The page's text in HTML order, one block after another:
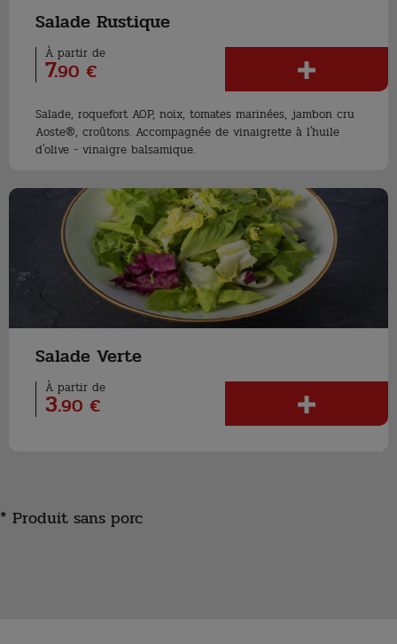
Salade Rustique
Salade, roquefort AOP, noix, tomates marinées, jambon cru
Aoste®, croûtons. Accompagnée de vinaigrette à l'huile
d'olive - vinaigre balsamique.
À partir de
7.90 €
Salade Verte
À partir de
3.90 €
* Produit sans porc